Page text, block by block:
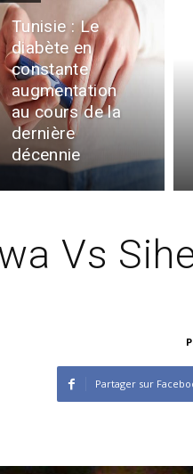
Tunisie : Le
diabète en
constante
augmentation
au cours de la
dernière
décennie
Vs
Partager sur